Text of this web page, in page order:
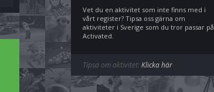
Vet du en aktivitet som inte finns med i
vårt register? Tipsa oss gärna om
aktiviteter i Sverige som du tror passar på
Activated.
Tipsa om aktivitet:Klicka här